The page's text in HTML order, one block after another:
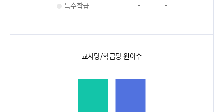
특수학급
- -
교사당/학급당 원아수